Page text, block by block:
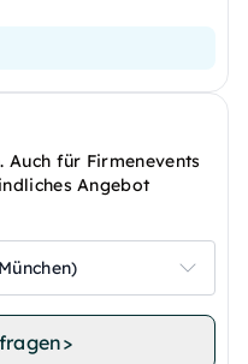
für Firmenevents
Angebot
>